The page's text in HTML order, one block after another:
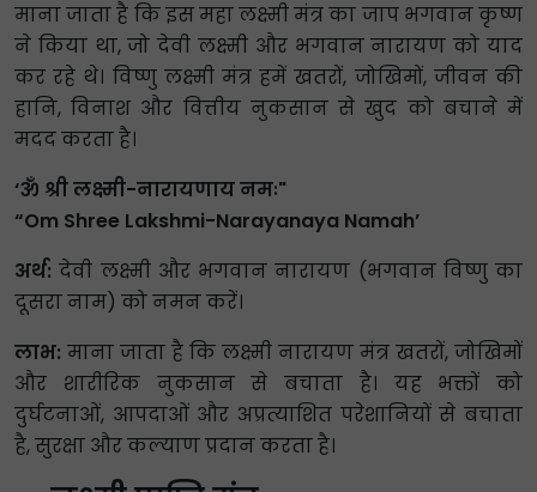
माना जाता है कि इस महा लक्ष्मी मंत्र का जाप भगवान कृष्ण
ने किया था, जो देवी लक्ष्मी और भगवान नारायण को याद
कर रहे थे। विष्णु लक्ष्मी मंत्र हमें खतरों, जोखिमों, जीवन की
हानि, विनाश और वित्तीय नुकसान से खुद को बचाने में
मदद करता है।
‘ॐ श्री लक्ष्मी-नारायणाय नमः"
“Om Shree Lakshmi-Narayanaya Namah’
अर्थ: देवी लक्ष्मी और भगवान नारायण (भगवान विष्णु का
दूसरा नाम) को नमन करें।
लाभ: माना जाता है कि लक्ष्मी नारायण मंत्र खतरों, जोखिमों
और शारीरिक नुकसान से बचाता है। यह भक्तों को
दुर्घटनाओं, आपदाओं और अप्रत्याशित परेशानियों से बचाता
है, सुरक्षा और कल्याण प्रदान करता है।